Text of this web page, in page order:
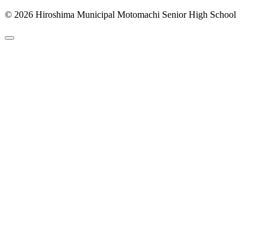
© 2026 Hiroshima Municipal Motomachi Senior High School